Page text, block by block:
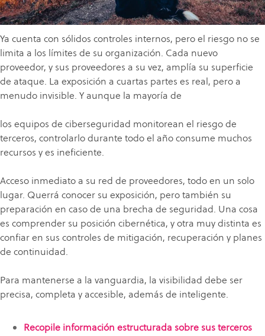
Ya cuenta con sólidos controles internos, pero el riesgo no se
limita a los límites de su organización. Cada nuevo
proveedor, y sus proveedores a su vez, amplía su superficie
de ataque. La exposición a cuartas partes es real, pero a
menudo invisible. Y aunque la mayoría de
los equipos de ciberseguridad monitorean el riesgo de
terceros, controlarlo durante todo el año consume muchos
recursos y es ineficiente.
Acceso inmediato a su red de proveedores, todo en un solo
lugar. Querrá conocer su exposición, pero también su
preparación en caso de una brecha de seguridad. Una cosa
es comprender su posición cibernética, y otra muy distinta es
confiar en sus controles de mitigación, recuperación y planes
de continuidad.
Para mantenerse a la vanguardia, la visibilidad debe ser
precisa, completa y accesible, además de inteligente.
Recopile información estructurada sobre sus terceros